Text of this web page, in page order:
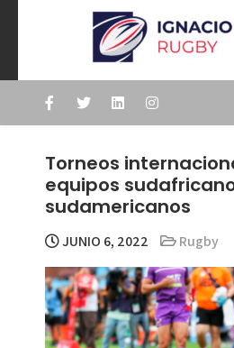
Ignacio Erhart
Rugby
Torneos
equipos
sudamericanos
JUNIO 6, 2022 Rugby